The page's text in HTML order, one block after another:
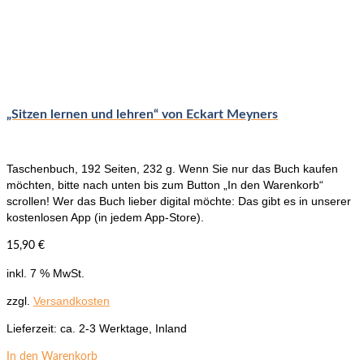
„Sitzen lernen und lehren“ von Eckart Meyners
Taschenbuch, 192 Seiten, 232 g. Wenn Sie nur das Buch kaufen
möchten, bitte nach unten bis zum Button „In den Warenkorb“
scrollen! Wer das Buch lieber digital möchte: Das gibt es in unserer
kostenlosen App (in jedem App-Store).
15,90 €
inkl. 7 % MwSt.
zzgl. Versandkosten
Lieferzeit: ca. 2-3 Werktage, Inland
In den Warenkorb